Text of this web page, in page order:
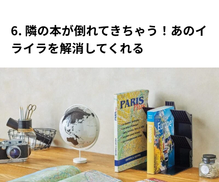
6. 隣の本が倒れてきちゃう！あのイ
ライラを解消してくれる